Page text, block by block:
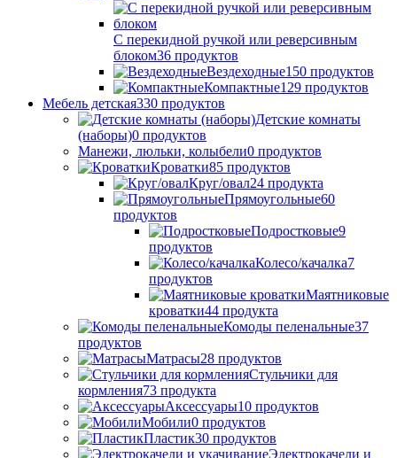
С перекидной ручкой или реверсивным
блоком36 продуктов
Вездеходные150 продуктов
Компактные129 продуктов
Мебель детская330 продуктов
Детские комнаты
(наборы)0 продуктов
Манежи, люльки, колыбели0 продуктов
Кроватки85 продуктов
Круг/овал24 продукта
Прямоугольные60
продуктов
Подростковые9
продуктов
Колесо/качалка7
продуктов
Маятниковые
кроватки44 продукта
Комоды пеленальные37
продуктов
Матрасы28 продуктов
Стульчики для
кормления73 продукта
Аксессуары10 продуктов
Мобили0 продуктов
Пластик30 продуктов
Электрокачели и